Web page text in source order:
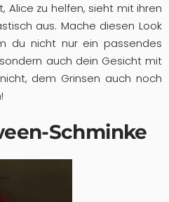
Alice zu helfen, sieht mit ihren
aus. Mache diesen Look
du nicht nur ein passendes
auch dein Gesicht mit
dem Grinsen auch noch
Schminke